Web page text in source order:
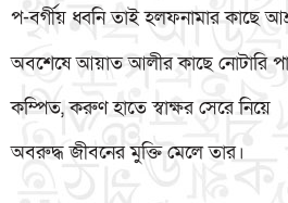
প-বর্গীয় ধ্বনি তাই হলফনামার কাছে
অবশেষে আয়াত আলীর কাছে নোটারি
কম্পিত, করুণ হাতে স্বাক্ষর সেরে নিয়ে
অবরুদ্ধ জীবনের মুক্তি মেলে তার।